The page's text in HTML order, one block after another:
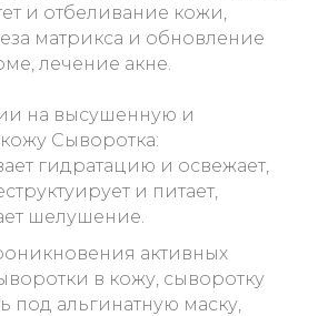
и отбеливание кожи,
матрикса и обновление
лечение акне.
на высушенную и
Сыворотка:
гидратацию и освежает,
и питает,
шелушение.
активных
в кожу, сыворотку
под альгинатную маску,